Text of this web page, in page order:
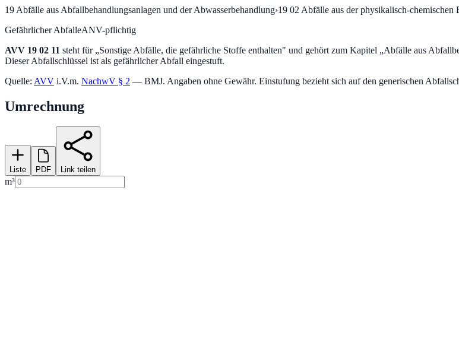
19 Abfälle aus Abfallbehandlungsanlagen und der Abwasserbehandlung›19 02 Abfälle aus der physikalisch-chemischen
Gefährlicher AbfalleANV-pflichtig
AVV 19 02 11 steht für „Sonstige Abfälle, die gefährliche Stoffe enthalten" und gehört zum Kapitel „Abfälle aus
Dieser Abfallschlüssel ist als gefährlicher Abfall eingestuft.
Quelle: AVV i.V.m. NachwV § 2 — BMJ. Angaben ohne Gewähr. Einstufung bezieht sich auf den generischen
Umrechnung
Liste PDF Link teilen
m³